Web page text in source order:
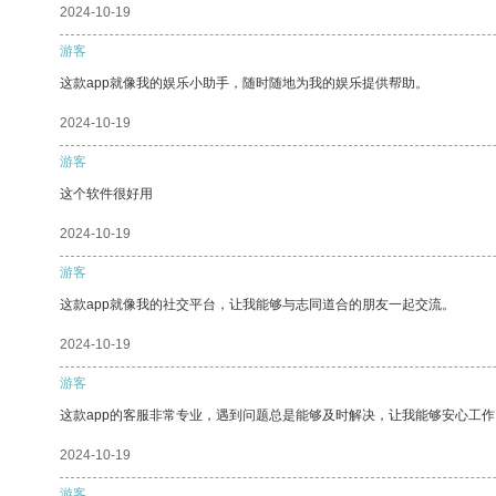
2024-10-19
游客
这款app就像我的娱乐小助手，随时随地为我的娱乐提供帮助。
2024-10-19
游客
这个软件很好用
2024-10-19
游客
这款app就像我的社交平台，让我能够与志同道合的朋友一起交流。
2024-10-19
游客
这款app的客服非常专业，遇到问题总是能够及时解决，让我能够安心工
2024-10-19